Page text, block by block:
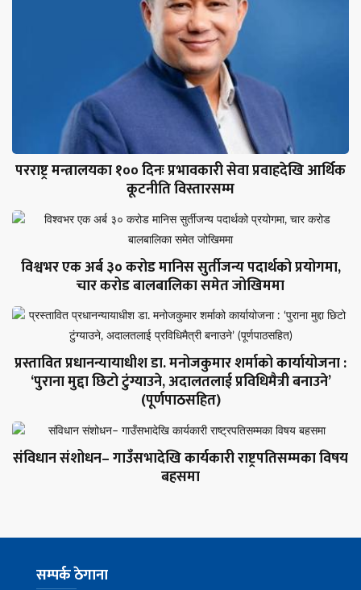
परराष्ट्र मन्त्रालयका १०० दिनः प्रभावकारी सेवा प्रवाहदेखि आर्थिक
कूटनीति विस्तारसम्म
विश्वभर एक अर्ब ३० करोड मानिस सुर्तीजन्य पदार्थको प्रयोगमा,
चार करोड बालबालिका समेत जोखिममा
प्रस्तावित प्रधानन्यायाधीश डा. मनोजकुमार शर्माको कार्यायोजना :
‘पुराना मुद्दा छिटो टुंग्याउने, अदालतलाई प्रविधिमैत्री बनाउने’
(पूर्णपाठसहित)
संविधान संशोधन– गाउँसभादेखि कार्यकारी राष्ट्रपतिसम्मका विषय
बहसमा
सम्पर्क ठेगाना